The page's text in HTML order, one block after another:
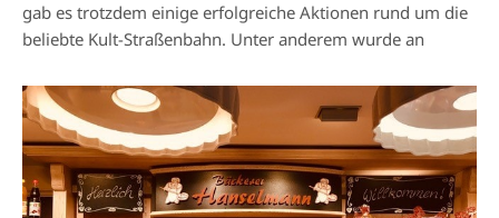
gab es trotzdem einige erfolgreiche Aktionen rund um die
beliebte Kult-Straßenbahn. Unter anderem wurde an